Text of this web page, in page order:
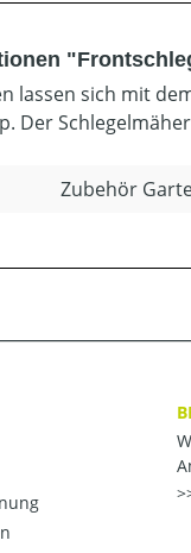
lassen sich mit
Der
Zubehör